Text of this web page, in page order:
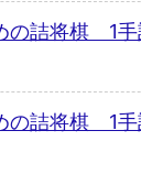
の詰将棋 1
の詰将棋 1